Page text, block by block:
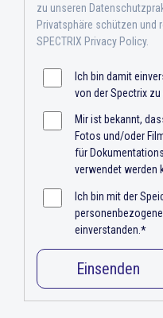
zu unseren
Privatsphäre schützen und
SPECTRIX Privacy Policy.
Ich bin damit
von der Spectrix zu
Mir ist bekannt,
Fotos und/oder
für
verwendet werden
Ich bin mit der
einverstanden. *